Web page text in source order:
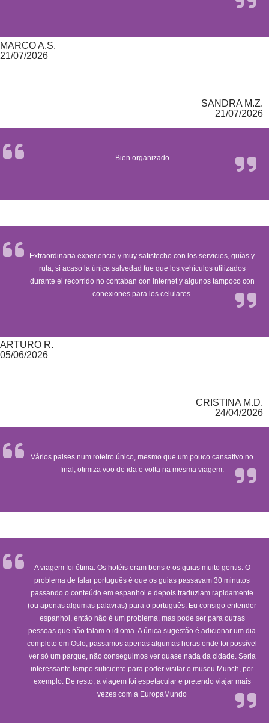
MARCO A.S.
21/07/2026
SANDRA M.Z.
21/07/2026
Bien organizado
Extraordinaria experiencia y muy satisfecho con los servicios, guías y
ruta, si acaso la única salvedad fue que los vehículos utilizados
durante el recorrido no contaban con internet y algunos tampoco con
conexiones para los celulares.
ARTURO R.
05/06/2026
CRISTINA M.D.
24/04/2026
Vários paises num roteiro único, mesmo que um pouco cansativo no
final, otimiza voo de ida e volta na mesma viagem.
A viagem foi ótima. Os hotéis eram bons e os guias muito gentis. O
problema de falar português é que os guias passavam 30 minutos
passando o conteúdo em espanhol e depois traduziam rapidamente
(ou apenas algumas palavras) para o português. Eu consigo entender
espanhol, então não é um problema, mas pode ser para outras
pessoas que não falam o idioma. A única sugestão é adicionar um dia
completo em Oslo, passamos apenas algumas horas onde foi possível
ver só um parque, não conseguimos ver quase nada da cidade. Seria
interessante tempo suficiente para poder visitar o museu Munch, por
exemplo. De resto, a viagem foi espetacular e pretendo viajar mais
vezes com a EuropaMundo